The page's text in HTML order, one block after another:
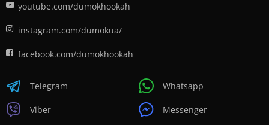
youtube.com/dumokhookah
instagram.com/dumokua/
facebook.com/dumokhookah
Telegram
Viber
Whatsapp
Messenger